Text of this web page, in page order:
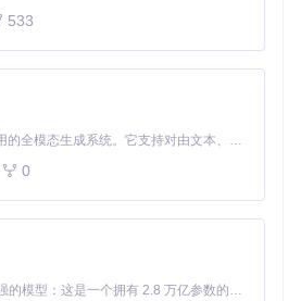
533
MiniMax H3 是一个通用的全模态生成系统。它支持对由文本、图像、视频和音频组成的多模态上下文进行统一理解，并能生成分辨率高达 2K、时长可达 15 秒的带原生立体声音频的视频。得益于面向任务泛化的系统设计，H3 在预训练阶段就已具备广泛的多模态上下文理解与生成能力，能够出色地执行复杂的多模态指令。
0
Kimi K3 是Kimi能力最强的模型：这是一个拥有 2.8 万亿参数的混合专家（MoE）模型，具备原生视觉理解能力，并支持 100 万 token 的上下文窗口。